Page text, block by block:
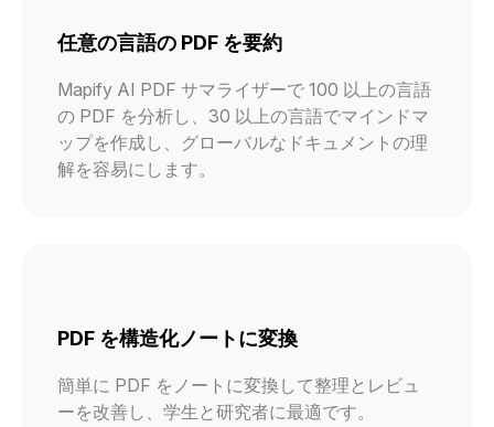
任意の言語の PDF を要約
Mapify AI PDF サマライザーで 100 以上の言語
の PDF を分析し、30 以上の言語でマインドマ
ップを作成し、グローバルなドキュメントの理
解を容易にします。
PDF を構造化ノートに変換
簡単に PDF をノートに変換して整理とレビュ
ーを改善し、学生と研究者に最適です。